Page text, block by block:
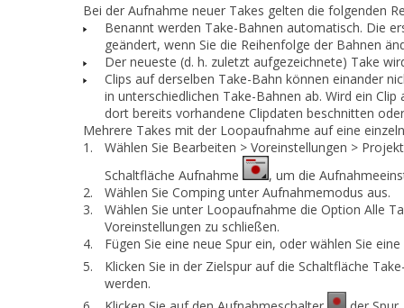
Bei der Aufnahme neuer Takes gelten die folgenden
Benannt werden Take-Bahnen automatisch. Die
geändert, wenn Sie die Reihenfolge der Bahnen
Der neueste (d. h. zuletzt aufgezeichnete) Take
Clips auf derselben Take-Bahn können einander
in unterschiedlichen Take-Bahnen ab. Wird ein
dort bereits vorhandene Clipdaten beschnitten
Mehrere Takes mit der Loopaufnahme auf eine
1.
Wählen Sie Bearbeiten > Voreinstellungen >
Schaltfläche Aufnahme
, um die
2.
Wählen Sie Comping unter Aufnahmemodus aus.
3.
Wählen Sie unter Loopaufnahme die Option Alle
Voreinstellungen zu schließen.
4.
Fügen Sie eine neue Spur ein, oder wählen Sie
5.
Klicken Sie in der Zielspur auf die Schaltfläche
werden.